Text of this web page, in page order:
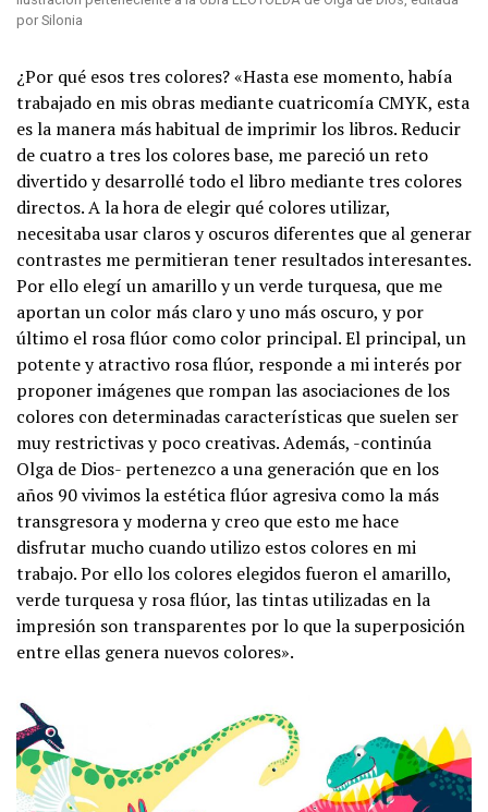
por Silonia
¿Por qué esos tres colores? «Hasta ese momento, había
trabajado en mis obras mediante cuatricomía CMYK, esta
es la manera más habitual de imprimir los libros. Reducir
de cuatro a tres los colores base, me pareció un reto
divertido y desarrollé todo el libro mediante tres colores
directos. A la hora de elegir qué colores utilizar,
necesitaba usar claros y oscuros diferentes que al generar
contrastes me permitieran tener resultados interesantes.
Por ello elegí un amarillo y un verde turquesa, que me
aportan un color más claro y uno más oscuro, y por
último el rosa flúor como color principal. El principal, un
potente y atractivo rosa flúor, responde a mi interés por
proponer imágenes que rompan las asociaciones de los
colores con determinadas características que suelen ser
muy restrictivas y poco creativas. Además, -continúa
Olga de Dios- pertenezco a una generación que en los
años 90 vivimos la estética flúor agresiva como la más
transgresora y moderna y creo que esto me hace
disfrutar mucho cuando utilizo estos colores en mi
trabajo. Por ello los colores elegidos fueron el amarillo,
verde turquesa y rosa flúor, las tintas utilizadas en la
impresión son transparentes por lo que la superposición
entre ellas genera nuevos colores».